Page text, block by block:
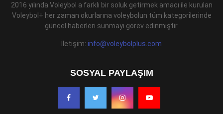
2016 yılında Voleybol a farklı bir soluk getirmek amacı ile kurulan
Voleybol+ her zaman okurlarına voleybolun tüm kategorilerinde
güncel haberleri sunmayı görev edinmiştir.
İletişim: info@voleybolplus.com
SOSYAL PAYLAŞIM